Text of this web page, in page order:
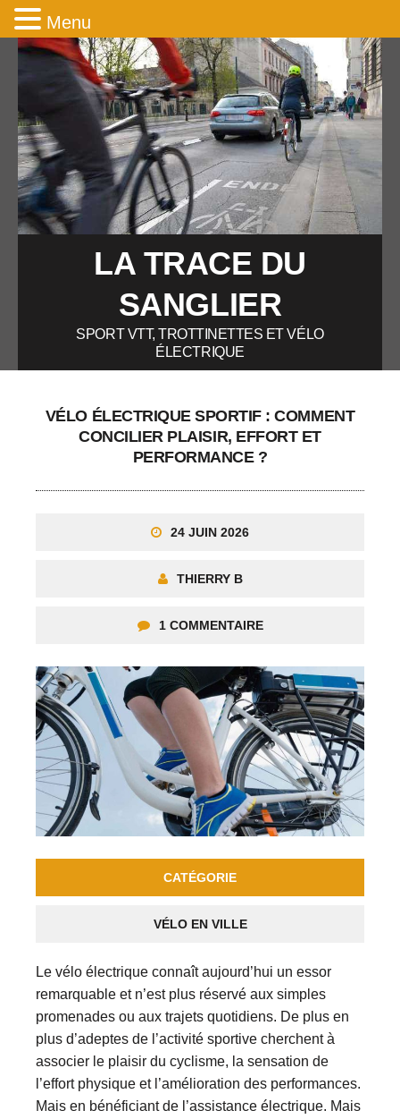
LA TRACE DU
SANGLIER
SPORT VTT, TROTTINETTES ET VÉLO
ÉLECTRIQUE
VÉLO ÉLECTRIQUE SPORTIF : COMMENT
CONCILIER PLAISIR, EFFORT ET
PERFORMANCE ?
24 JUIN 2026
THIERRY B
1 COMMENTAIRE
CATÉGORIE
VÉLO EN VILLE
Le vélo électrique connaît aujourd’hui un essor
remarquable et n’est plus réservé aux simples
promenades ou aux trajets quotidiens. De plus en
plus d’adeptes de l’activité sportive cherchent à
associer le plaisir du cyclisme, la sensation de
l’effort physique et l’amélioration des performances.
Mais en bénéficiant de l’assistance électrique. Mais
Menu